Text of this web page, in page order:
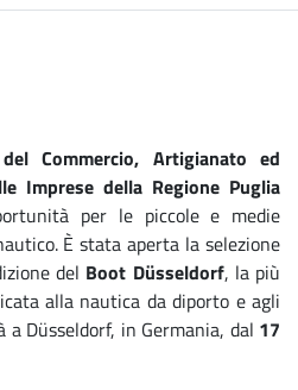
Commercio, Artigianato ed
Imprese della Regione Puglia
per le piccole e medie
È stata aperta la selezione
del Boot Düsseldorf, la più
alla nautica da diporto e agli
Düsseldorf, in Germania, dal 17